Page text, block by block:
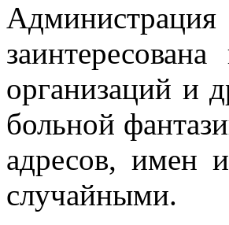
организаций и
больной
адресов, имен
случайными.